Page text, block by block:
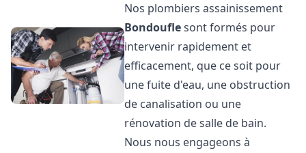
Nos plombiers assainissement
Bondouflesont formés pour
intervenir rapidement et
efficacement, que ce soit pour
une fuite d'eau, une obstruction
de canalisation ou une
rénovation de salle de bain.
Nous nous engageons à